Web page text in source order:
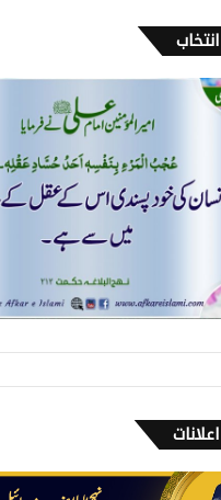
انتخاب
اعلانات